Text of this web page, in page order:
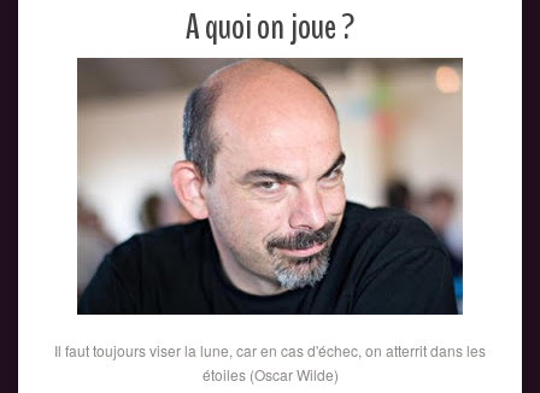
A quoi on joue ?
Il faut toujours viser la lune, car en cas d'échec, on atterrit dans les
étoiles (Oscar Wilde)